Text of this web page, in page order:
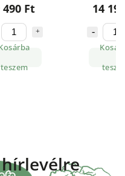
490 Ft
teszem
14